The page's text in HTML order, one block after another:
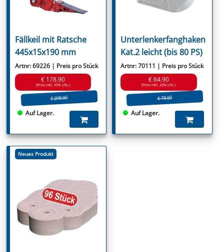
Fällkeil mit Ratsche
445x15x190 mm
Artnr: 69226 | Preis pro Stück
€ 178.90
(Preis inkl. 20% USt.)
€ 208.90
Auf Lager.
Unterlenkerfanghaken
Kat.2 leicht (bis 80 PS)
Artnr: 70111 | Preis pro Stück
€ 64.90
(Preis inkl. 20% USt.)
€ 78.90
Auf Lager.
Neues Produkt